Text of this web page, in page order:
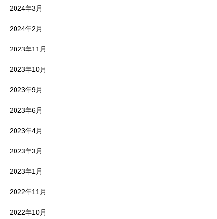
2024年3月
2024年2月
2023年11月
2023年10月
2023年9月
2023年6月
2023年4月
2023年3月
2023年1月
2022年11月
2022年10月